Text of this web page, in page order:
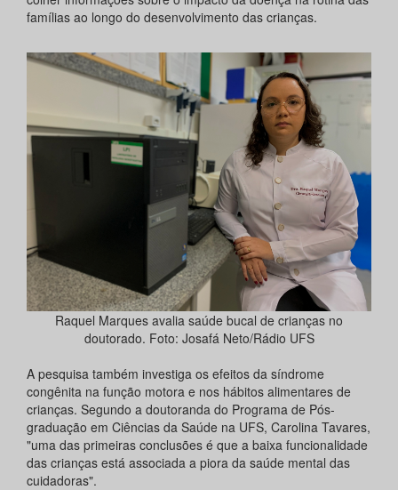
famílias ao longo do desenvolvimento das crianças.
Raquel Marques avalia saúde bucal de crianças no
doutorado. Foto: Josafá Neto/Rádio UFS
A pesquisa também investiga os efeitos da síndrome
congênita na função motora e nos hábitos alimentares de
crianças. Segundo a doutoranda do Programa de Pós-
graduação em Ciências da Saúde na UFS, Carolina Tavares,
"uma das primeiras conclusões é que a baixa funcionalidade
das crianças está associada a piora da saúde mental das
cuidadoras".